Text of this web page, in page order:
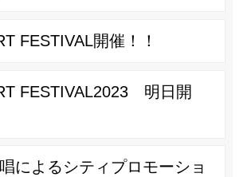
FESTIVAL開催！！
FESTIVAL2023 明日開
によるシティプロモーショ